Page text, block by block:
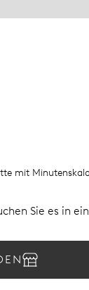
mit Minutenskala
Sie es in